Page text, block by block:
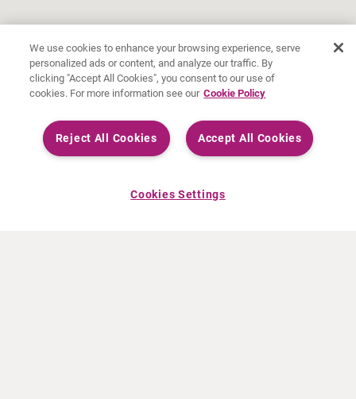
Curium asistirá a estos
congresos mundiales en
We use cookies to enhance your browsing experience, serve
personalized ads or content, and analyze our traffic. By
clicking "Accept All Cookies", you consent to our use of
cookies. For more information see our Cookie Policy
Accept All Cookies
Reject All Cookies
Cookies Settings